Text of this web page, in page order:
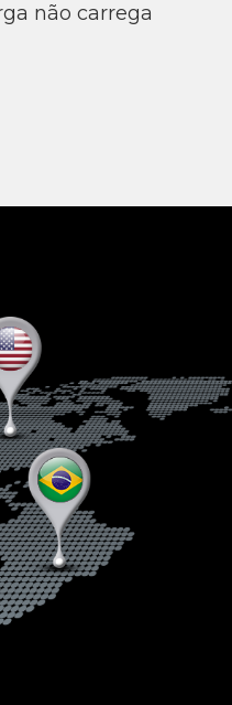
não carrega